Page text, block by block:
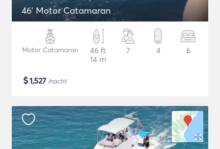
46' Motor Catamaran
Motor Catamaran
46 ft
14 m
7 4 6
$1,527 /nacht